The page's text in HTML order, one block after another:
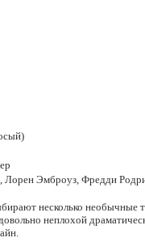
Лорен Эмброуз, Фредди
несколько необычные
неплохой